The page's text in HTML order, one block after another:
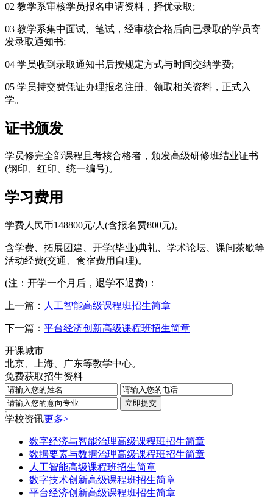
02 教学系审核学员报名申请资料，择优录取;
03 教学系集中面试、笔试，经审核合格后向已录取的学员寄
发录取通知书;
04 学员收到录取通知书后按规定方式与时间交纳学费;
05 学员持交费凭证办理报名注册、领取相关资料，正式入
学。
证书颁发
学员修完全部课程且考核合格者，颁发高级研修班结业证书
(钢印、红印、统一编号)。
学习费用
学费人民币148800元/人(含报名费800元)。
含学费、拓展团建、开学(毕业)典礼、学术论坛、课间茶歇等
活动经费(交通、食宿费用自理)。
(注：开学一个月后，退学不退费)：
上一篇： 人工智能高级课程班招生简章
下一篇： 平台经济创新高级课程班招生简章
开课城市
北京、上海、广东等教学中心。
免费获取招生资料
学校资讯更多>
数字经济与智能治理高级课程班招生简章
数据要素与数据治理高级课程班招生简章
人工智能高级课程班招生简章
数字技术创新高级课程班招生简章
平台经济创新高级课程班招生简章